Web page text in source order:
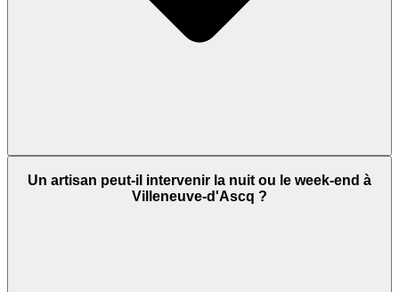
Un artisan peut-il intervenir la nuit ou le week-end à
Villeneuve-d'Ascq ?